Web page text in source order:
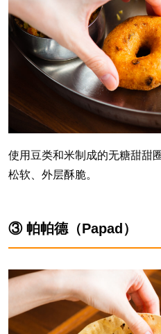
使用豆类和米制成的无糖甜甜
松软、外层酥脆。
③ 帕帕德（Papad）